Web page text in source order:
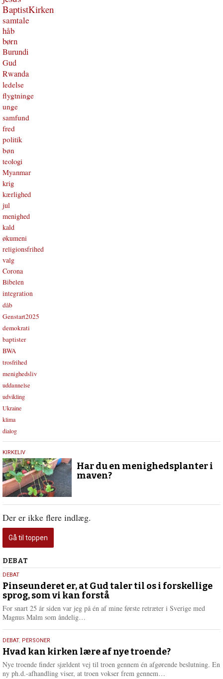
BaptistKirken
samtale
håb
børn
Burundi
Gud
Rwanda
ledelse
flygtninge
unge
samfund
fred
politik
bøn
teologi
Myanmar
krig
kærlighed
jul
menighed
kald
økumeni
religionsfrihed
valg
Corona
Bibelen
integration
dåb
Genstart2025
demokrati
baptister
BWA
trosfrihed
menighedsliv
uddannelse
udvikling
Ukraine
klima
dialog
2.
december
2020
KIRKELIV
Har du en menighedsplanter i
maven?
Der er ikke flere indlæg.
Gå til toppen
Debat
DEBAT
5.
august
2026
DEBAT
Pinseunderet er, at Gud taler til os i forskellige
sprog, som vi kan forstå
For snart 25 år siden var jeg på én af mine første retræter i Sverige med
Magnus Malm som åndelig…
e
r
e
25.
juli
2026
DEBAT, PERSONER
Hvad kan kirken lære af nye troende?
Nye troende finder sjældent vej til troen gennem én afgørende beslutning. En
ny ph.d.-afhandling viser, at troen vokser frem gennem…